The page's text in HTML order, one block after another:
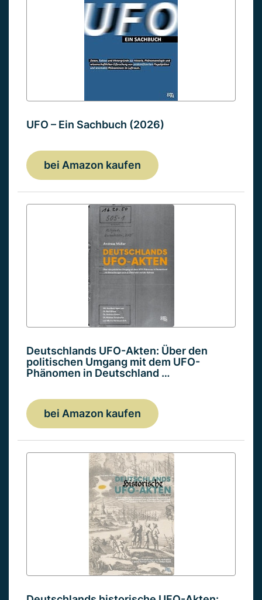
UFO – Ein Sachbuch (2026)
bei Amazon kaufen
Deutschlands UFO-Akten: Über den
politischen Umgang mit dem UFO-
Phänomen in Deutschland …
bei Amazon kaufen